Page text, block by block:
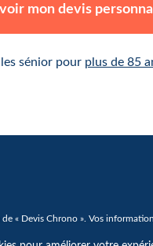
mon devis
sénior pour plus de 85
« Devis Chrono ». Vos
générales d'utilisation